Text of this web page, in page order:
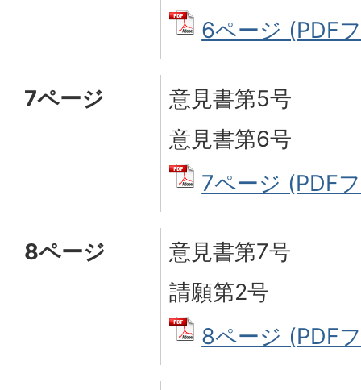
6ページ (PDF
7ページ
意見書第5号
意見書第6号
7ページ (PDF
8ページ
意見書第7号
請願第2号
8ページ (PDF